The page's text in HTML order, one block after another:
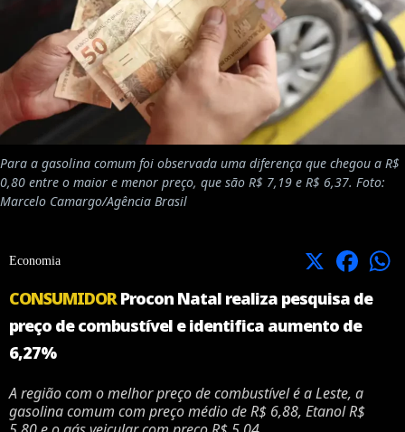
Para a gasolina comum foi observada uma diferença que chegou a R$
0,80 entre o maior e menor preço, que são R$ 7,19 e R$ 6,37. Foto:
Marcelo Camargo/Agência Brasil
Economia X Facebook
CONSUMIDORProcon Natal realiza pesquisa de
preço de combustível e identifica aumento de
6,27%
A região com o melhor preço de combustível é a Leste, a
gasolina comum com preço médio de R$ 6,88, Etanol R$